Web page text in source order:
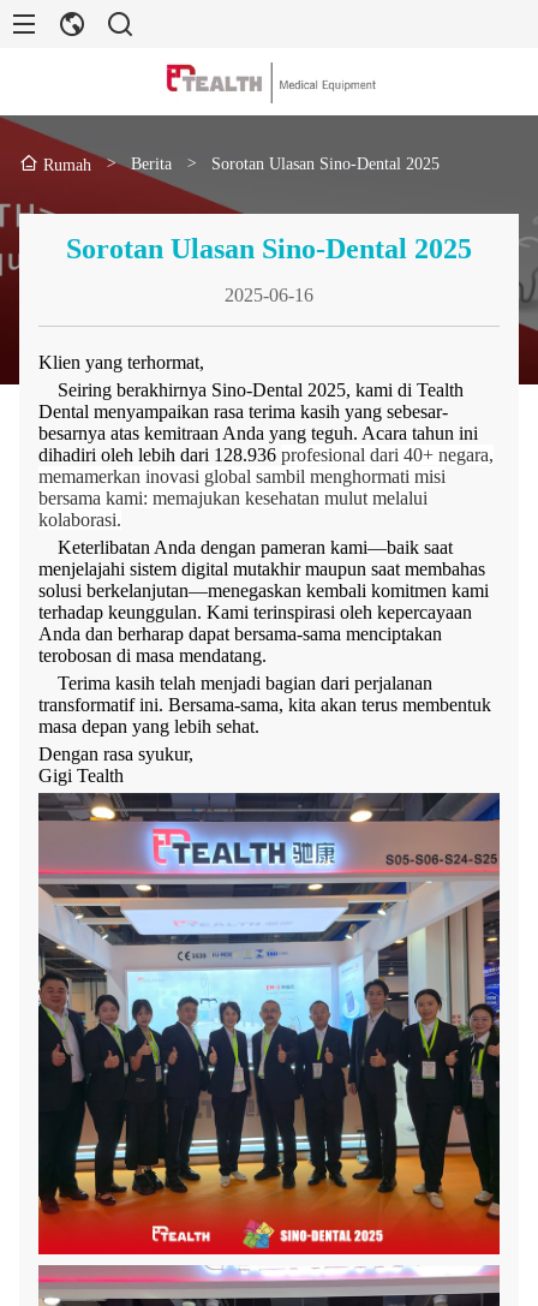
Rumah > Berita > Sorotan Ulasan Sino-Dental 2025
Sorotan Ulasan Sino-Dental 2025
2025-06-16
Klien yang terhormat,
Seiring berakhirnya Sino-Dental 2025, kami di Tealth
Dental menyampaikan rasa terima kasih yang sebesar-
besarnya atas kemitraan Anda yang teguh. Acara tahun ini
dihadiri oleh lebih dari 128.936 profesional dari 40+ negara,
memamerkan inovasi global sambil menghormati misi
bersama kami: memajukan kesehatan mulut melalui
kolaborasi.
Keterlibatan Anda dengan pameran kami—baik saat
menjelajahi sistem digital mutakhir maupun saat membahas
solusi berkelanjutan—menegaskan kembali komitmen kami
terhadap keunggulan. Kami terinspirasi oleh kepercayaan
Anda dan berharap dapat bersama-sama menciptakan
terobosan di masa mendatang.
Terima kasih telah menjadi bagian dari perjalanan
transformatif ini. Bersama-sama, kita akan terus membentuk
masa depan yang lebih sehat.
Dengan rasa syukur,
Gigi Tealth